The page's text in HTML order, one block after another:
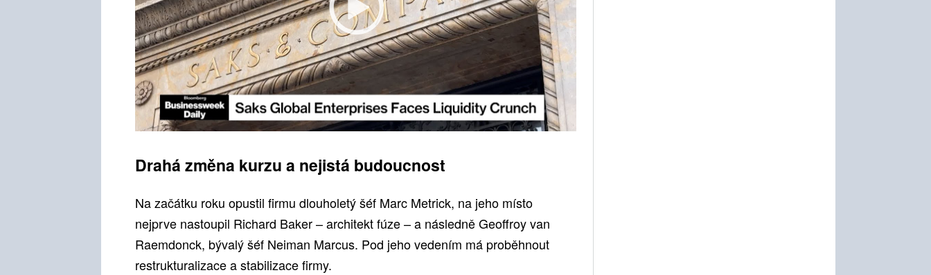
Drahá změna kurzu a nejistá budoucnost
Na začátku roku opustil firmu dlouholetý šéf Marc Metrick, na jeho místo
nejprve nastoupil Richard Baker – architekt fúze – a následně Geoffroy van
Raemdonck, bývalý šéf Neiman Marcus. Pod jeho vedením má proběhnout
restrukturalizace a stabilizace firmy.